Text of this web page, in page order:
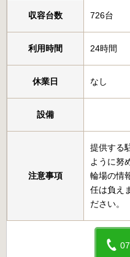
収容台数 726台
利用時間 24時間
休業日 なし
設備
注意事項
提供する
ように努
輪場の情
任は負え
ださい。